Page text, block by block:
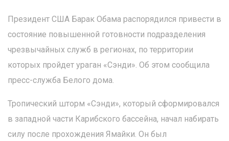
Президент США Барак Обама распорядился привести в
состояние повышенной готовности подразделения
чрезвычайных служб в регионах, по территории
которых пройдет ураган «Сэнди». Об этом сообщила
пресс-служба Белого дома.
Тропический шторм «Сэнди», который сформировался
в западной части Карибского бассейна, начал набирать
силу после прохождения Ямайки. Он был